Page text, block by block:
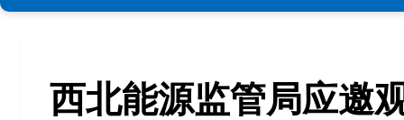
西北能源监管局应邀